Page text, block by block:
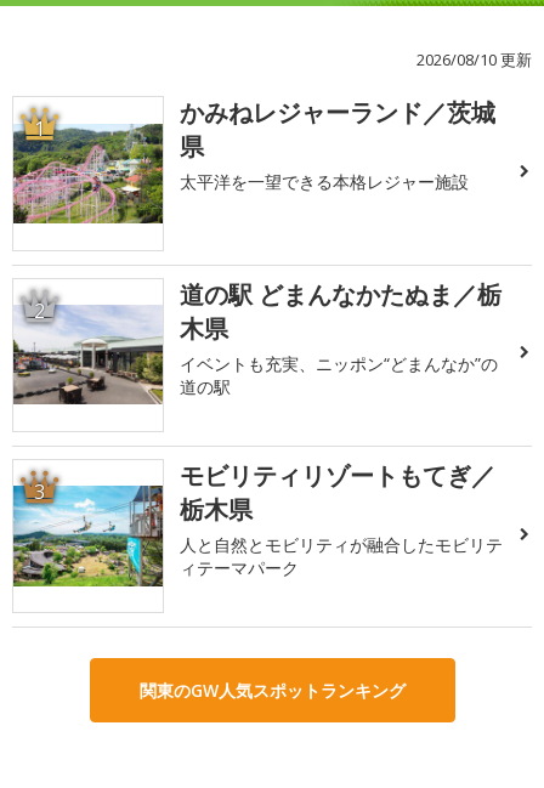
2026/08/10 更新
1
かみねレジャーランド／茨城
県
太平洋を一望できる本格レジャー施設
2
道の駅 どまんなかたぬま／栃
木県
イベントも充実、ニッポン“どまんなか”の
道の駅
3
モビリティリゾートもてぎ／
栃木県
人と自然とモビリティが融合したモビリテ
ィテーマパーク
関東のGW人気スポットランキング